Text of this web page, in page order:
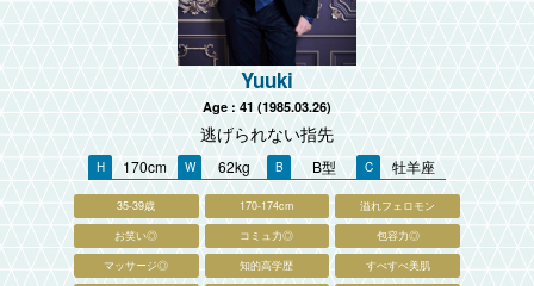
Yuuki
Age : 41 (1985.03.26)
逃げられない指先
170cm 62kg B型 牡羊座
35-39歳 170-174cm
溢れフェロモン
お笑い◎
コミュ力◎
包容力◎
マッサージ◎
知的高学歴
すべすべ美肌